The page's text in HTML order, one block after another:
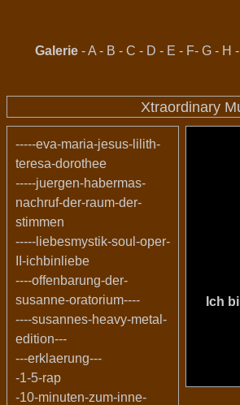
Galerie -A - B - C - D - E - F- G - H -
Xtraordinary
-----eva-maria-jesus-lilith-
teresa-dorothee
-----juergen-habermas-
nachruf-der-raum-der-
stimmen
-----liebesmystik-soul-oper-
II-ichbinliebe
----offenbarung-der-
susanne-oratorium----
----susannes-heavy-metal-
edition---
---erklaerung---
-1-5-rap
-10-minuten-zum-inne-
Ich